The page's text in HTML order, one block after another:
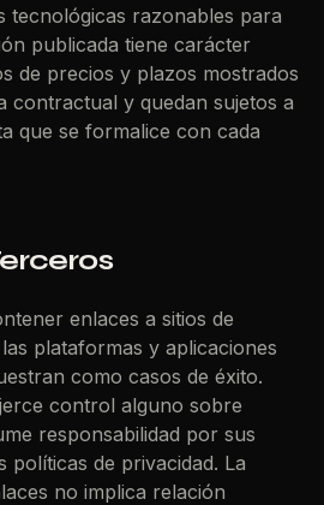
tecnológicas razonables para
publicada tiene carácter
de precios y plazos mostrados
contractual y quedan sujetos a
que se formalice con cada
enlaces a sitios de
plataformas y aplicaciones
como casos de éxito.
control alguno sobre
responsabilidad por sus
políticas de privacidad. La
no implica relación